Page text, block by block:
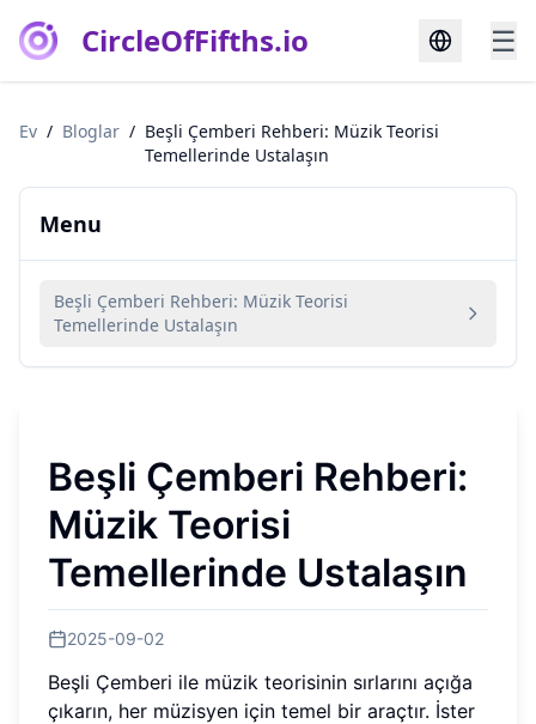
CircleOfFifths.io ☰
Ev / Bloglar / Beşli Çemberi Rehberi: Müzik Teorisi
Temellerinde Ustalaşın
Menu
Beşli Çemberi Rehberi: Müzik Teorisi
Temellerinde Ustalaşın
Beşli Çemberi Rehberi:
Müzik Teorisi
Temellerinde Ustalaşın
2025-09-02
Beşli Çemberi ile müzik teorisinin sırlarını açığa
çıkarın, her müzisyen için temel bir araçtır. İster